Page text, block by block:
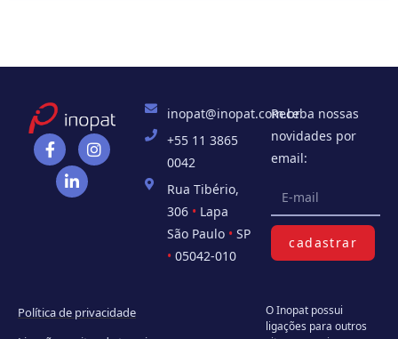
inopat@inopat.com.br
+55 11 3865
0042
Rua Tibério,
306 • Lapa
São Paulo •SP
• 05042-010
Receba nossas
novidades por
email:
cadastrar
Política de privacidade
O Inopat possui
ligações para outros